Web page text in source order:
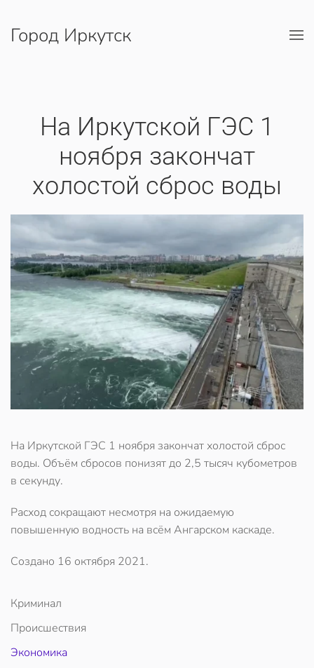
Перейти к содержимому
Город Иркутск
На Иркутской ГЭС 1
ноября закончат
холостой сброс воды
На Иркутской ГЭС 1 ноября закончат холостой сброс
воды. Объём сбросов понизят до 2,5 тысяч кубометров
в секунду.
Расход сокращают несмотря на ожидаемую
повышенную водность на всём Ангарском каскаде.
Создано 16 октября 2021.
Криминал
Происшествия
Экономика